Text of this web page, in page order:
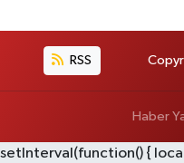
RSS
Haber
setInterval(function() {